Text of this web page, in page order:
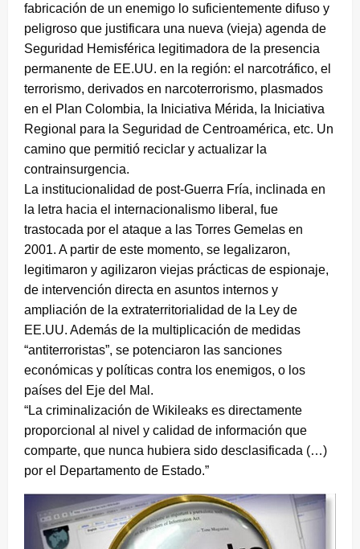
fabricación de un enemigo lo suficientemente difuso y
peligroso que justificara una nueva (vieja) agenda de
Seguridad Hemisférica legitimadora de la presencia
permanente de EE.UU. en la región: el narcotráfico, el
terrorismo, derivados en narcoterrorismo, plasmados
en el Plan Colombia, la Iniciativa Mérida, la Iniciativa
Regional para la Seguridad de Centroamérica, etc. Un
camino que permitió reciclar y actualizar la
contrainsurgencia.
La institucionalidad de post-Guerra Fría, inclinada en
la letra hacia el internacionalismo liberal, fue
trastocada por el ataque a las Torres Gemelas en
2001. A partir de este momento, se legalizaron,
legitimaron y agilizaron viejas prácticas de espionaje,
de intervención directa en asuntos internos y
ampliación de la extraterritorialidad de la Ley de
EE.UU. Además de la multiplicación de medidas
“antiterroristas”, se potenciaron las sanciones
económicas y políticas contra los enemigos, o los
países del Eje del Mal.
“La criminalización de Wikileaks es directamente
proporcional al nivel y calidad de información que
comparte, que nunca hubiera sido desclasificada (…)
por el Departamento de Estado.”